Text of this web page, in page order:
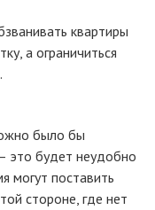
квартиры
а ограничиться
было бы
это будет неудобно
могут поставить
стороне, где нет